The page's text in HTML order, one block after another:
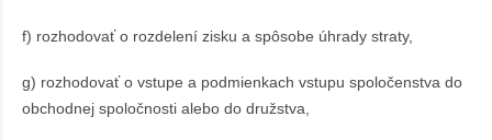
f) rozhodovať o rozdelení zisku a spôsobe úhrady straty,
g) rozhodovať o vstupe a podmienkach vstupu spoločenstva do
obchodnej spoločnosti alebo do družstva,